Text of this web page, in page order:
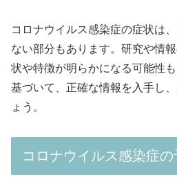
コロナウイルス感染症の症状は
ない部分もあります。研究や情
状や特徴が明らかになる可能性
基づいて、正確な情報を入手し
ょう。
コロナウイルス感染症